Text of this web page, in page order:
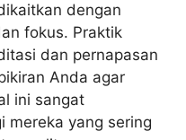
dengan
fokus. Praktik
dan pernapasan
Anda agar
ini sangat
mereka yang sering